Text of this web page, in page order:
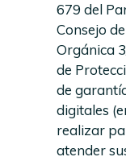
679 del
Consejo
Orgánica
de
de
digitales
realizar
atender